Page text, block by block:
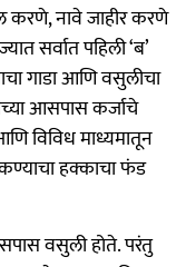
करणे, नावे जाहीर करणे
सर्वात पहिली ‘ब’
गाडा आणि वसुलीचा
आसपास कर्जाचे
विविध माध्यमातून
हक्काचा फंड
वसुली होते. परंतु